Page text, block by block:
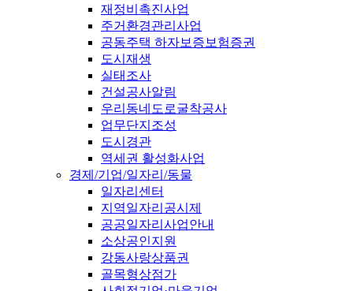
재정비촉진사업
주거환경관리사업
공동주택 하자보증보험증권
도시재생
실태조사
건설공사알림
우리동네도로굴착공사
업무단지조성
도시경관
역세권 활성화사업
경제/기업/일자리/동물
일자리센터
지역일자리공시제
공공일자리사업안내
소상공인지원
강동사랑상품권
골목형상점가